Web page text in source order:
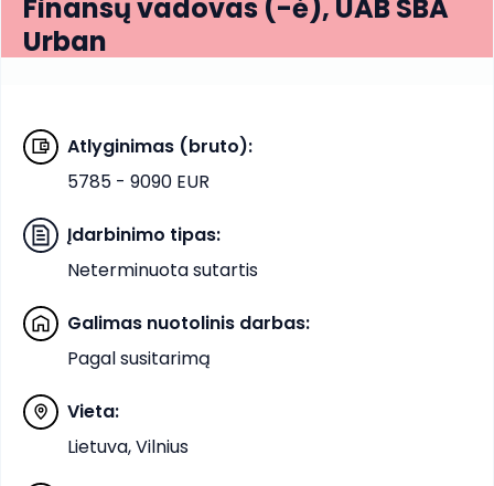
Finansų vadovas (-ė), UAB SBA
Urban
Atlyginimas (bruto):
5785 - 9090 EUR
Įdarbinimo tipas:
Neterminuota sutartis
Galimas nuotolinis darbas:
Pagal susitarimą
Vieta:
Lietuva, Vilnius